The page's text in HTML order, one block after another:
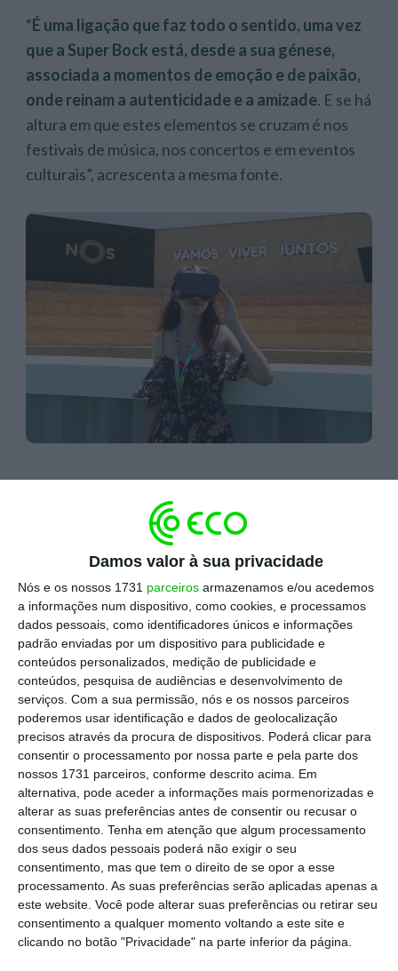
Damos valor à sua privacidade
Nós e os nossos 1731 parceiros armazenamos e/ou acedemos
a informações num dispositivo, como cookies, e processamos
dados pessoais, como identificadores únicos e informações
padrão enviadas por um dispositivo para publicidade e
conteúdos personalizados, medição de publicidade e
conteúdos, pesquisa de audiências e desenvolvimento de
serviços. Com a sua permissão, nós e os nossos parceiros
poderemos usar identificação e dados de geolocalização
precisos através da procura de dispositivos. Poderá clicar para
consentir o processamento por nossa parte e pela parte dos
nossos 1731 parceiros, conforme descrito acima. Em
alternativa, pode aceder a informações mais pormenorizadas e
alterar as suas preferências antes de consentir ou recusar o
consentimento. Tenha em atenção que algum processamento
dos seus dados pessoais poderá não exigir o seu
consentimento, mas que tem o direito de se opor a esse
processamento. As suas preferências serão aplicadas apenas a
este website. Você pode alterar suas preferências ou retirar seu
consentimento a qualquer momento voltando a este site e
clicando no botão "Privacidade" na parte inferior da página.
“É uma ligação que faz todo o sentido, uma vez
que a Super Bock está, desde a sua génese,
associada a momentos de emoção e de paixão,
onde reinam a autenticidade e a amizade. E se há
altura em que estes elementos se cruzam é nos
festivais de música, nos concertos e em eventos
culturais”, acrescenta a mesma fonte.
diretora de marca e comunicação, sublinha que
“na música, a Nos ganha vida e partilha com
todos experiências inesquecíveis, tendo um
sério compromisso de que nada falhe nas ligações
para que todos vivam o festival empoderados ao
máximo”.
“A longevidade da relação e a afinidade de
propósito entre aNose o Nos Alive fazem deste
eventouma parte do seu ADN, com um nível de
reconhecimento muito transversal na
população“, acrescenta a gestora.
Já para aVodafone, a música é encarada como
“um território de emoção e de experiência” que
permite “criar maior proximidade e
cumplicidade” com o público da marca, como
explica Leonor Dias, diretora de marca da